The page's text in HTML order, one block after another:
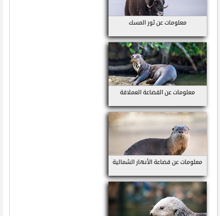
معلومات عن ثور المسك
معلومات عن القضاعة العملاقة
معلومات عن قضاعة الأنهار الشمالية